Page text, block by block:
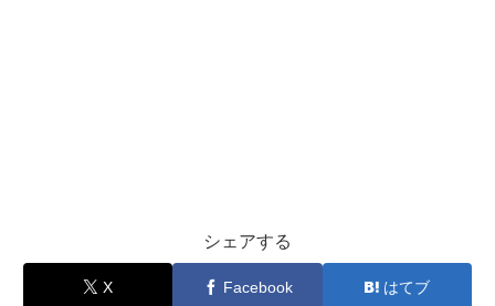
シェアする
X Facebook はてブ